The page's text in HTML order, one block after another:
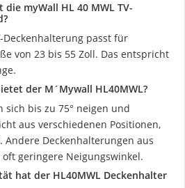
myWall HL 40 MWL TV-
Deckenhalterung passt für
von 23 bis 55 Zoll. Das entspricht
der M´Mywall HL40MWL?
sich bis zu 75° neigen und
aus verschiedenen Positionen,
Deckenhalterungen aus
geringere Neigungswinkel.
hat der HL40MWL Deckenhalter